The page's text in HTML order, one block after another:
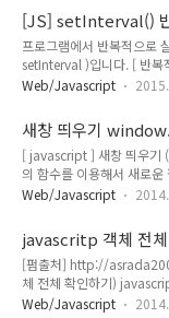
parseFloat("1.556").t..
원, 멀티탭도 지원된다고
500 600 Excel 다운로드
파일2 (Edge 엣지 브라우
것 같아서 ..
[JS] setInterval()
프로그램에서 반복적으로
setInterval )입니다. [ 반복
Stop time [참고
http://
spclearInterval :
http://
.asp
Web/Javascript
새창 띄우기
[ javascript ] 새창 띄우
의 함수를 이용해서 새로
에는 숨길 수 있었지만, 요
같은 창으로 띄워줍니다.
WindowName [,
2) WindowName - open
WindowFeatures -
no) - location = 주소창이
Web/Javascript
javascritp 객체 전체
[펌출처] http://
체 전체 확인하기)
다. 그리고 또 하나 다른 표
Web/Javascript